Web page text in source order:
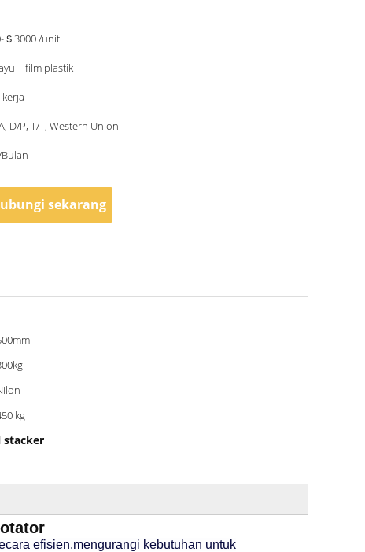
＄3000 /unit
+ film plastik
D/P, T/T, Western Union
sekarang
kg
stacker
efisien.mengurangi kebutuhan untuk